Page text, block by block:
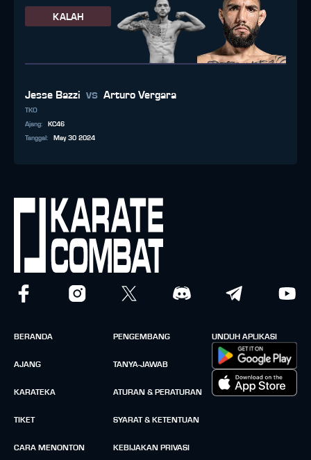
KALAH
Jesse Bazzi vs Arturo Vergara
TKO
Ajang:
KC46
Tanggal : May 30 2024
BERANDA
AJANG
KARATEKA
TIKET
CARA MENONTON
PENGEMBANG
TANYA-JAWAB
ATURAN & PERATURAN
SYARAT & KETENTUAN
KEBIJAKAN PRIVASI
UNDUH APLIKASI